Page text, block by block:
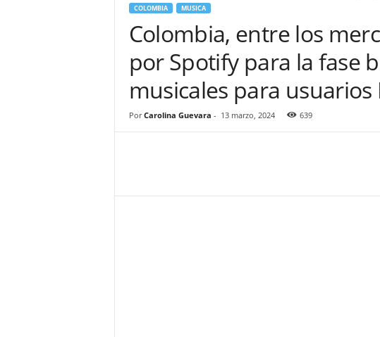
COLOMBIA MUSICA
Colombia, entre los
por Spotify para la fase
musicales para
Por Carolina Guevara - 13 marzo, 2024 639